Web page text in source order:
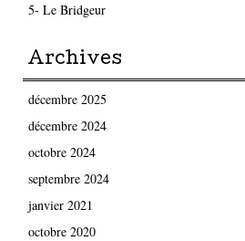
5- Le Bridgeur
Archives
décembre 2025
décembre 2024
octobre 2024
septembre 2024
janvier 2021
octobre 2020